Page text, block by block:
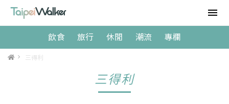
飲食 旅行 休閒 潮流 專欄
> 三得利
三得利